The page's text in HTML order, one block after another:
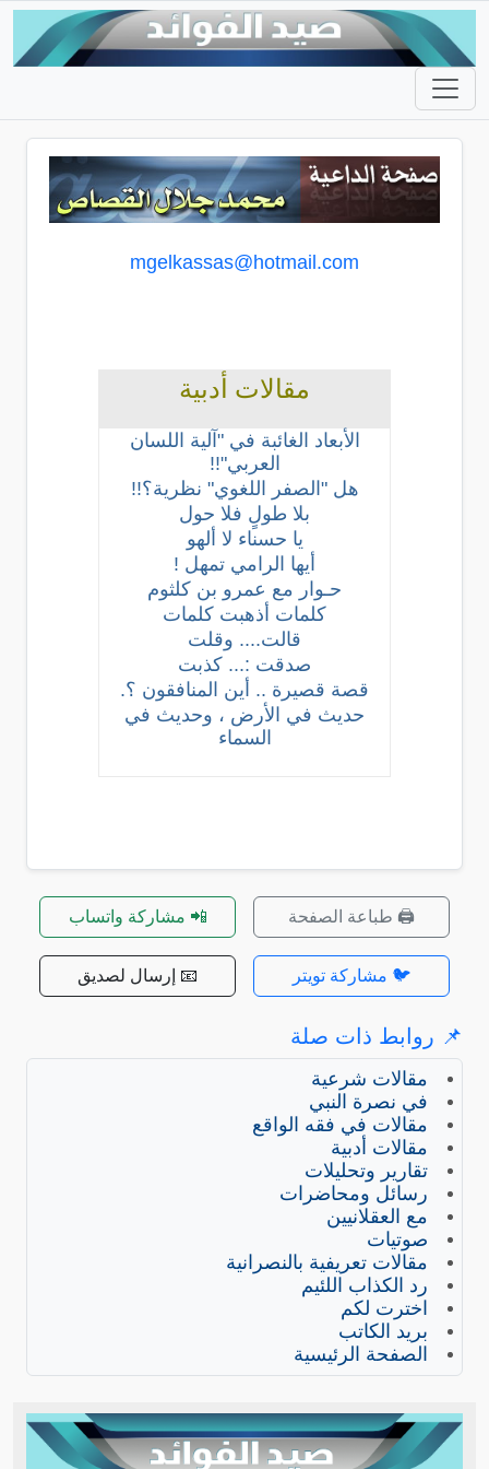
mgelkassas@hotmail.com
مقالات أدبية
الأبعاد الغائبة في "آلية اللسان
العربي"!!
هل "الصفر اللغوي" نظرية؟!!
بلا طولٍ فلا حول
يا حسناء لا ألهو
أيها الرامي تمهل !
حـوار مع عمرو بن كلثوم
كلمات أذهبت كلمات
قالت.... وقلت
صدقت :... كذبت
قصة قصيرة .. أين المنافقون ؟.
حديث في الأرض ، وحديث في
السماء
🖨️ طباعة الصفحة 📲 مشاركة واتساب
🐦 مشاركة تويتر 📧 إرسال لصديق
📌 روابط ذات صلة
مقالات شرعية
في نصرة النبي
مقالات في فقه الواقع
مقالات أدبية
تقارير وتحليلات
رسائل ومحاضرات
مع العقلانيين
صوتيات
مقالات تعريفية بالنصرانية
رد الكذاب اللئيم
اخترت لكم
بريد الكاتب
الصفحة الرئيسية